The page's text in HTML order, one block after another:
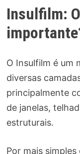
Insulfilm:
O Insulfilm é um
diversas
principalmente
de janelas,
estruturais.
Por mais